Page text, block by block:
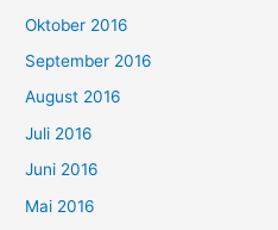
Oktober 2016
September 2016
August 2016
Juli 2016
Juni 2016
Mai 2016